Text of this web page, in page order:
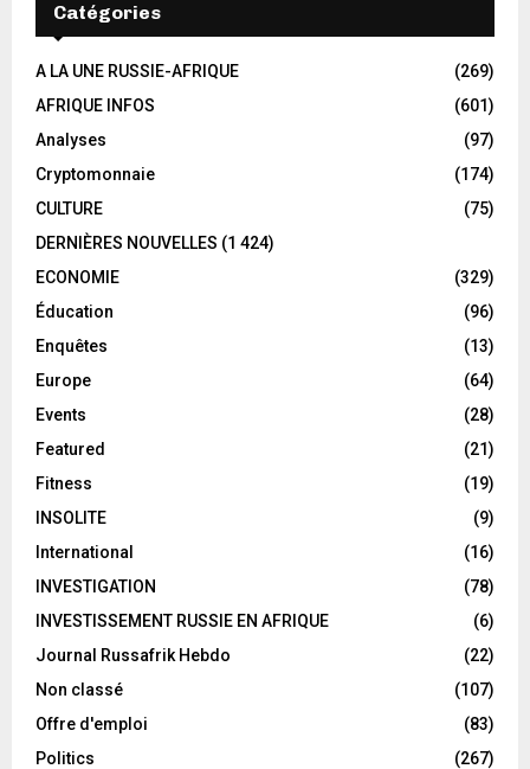
Catégories
A LA UNE RUSSIE-AFRIQUE
(269)
AFRIQUE INFOS
(601)
Analyses
(97)
Cryptomonnaie
(174)
CULTURE
(75)
DERNIÈRES NOUVELLES (1 424)
ECONOMIE
(329)
Éducation
(96)
Enquêtes
(13)
Europe
(64)
Events
(28)
Featured
(21)
Fitness
(19)
INSOLITE
(9)
International
(16)
INVESTIGATION
(78)
INVESTISSEMENT RUSSIE EN AFRIQUE
(6)
Journal Russafrik Hebdo
(22)
Non classé
(107)
Offre d'emploi
(83)
Politics
(267)